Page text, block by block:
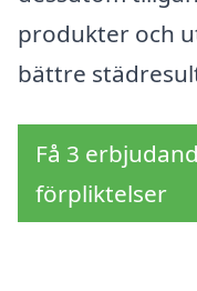
produkter och
bättre
Få 3
förpliktelser